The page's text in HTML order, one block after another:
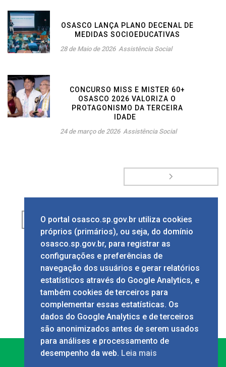
OSASCO LANÇA PLANO DECENAL DE
MEDIDAS SOCIOEDUCATIVAS
28 de Maio de 2026 Assistência Social
CONCURSO MISS E MISTER 60+
OSASCO 2026 VALORIZA O
PROTAGONISMO DA TERCEIRA
IDADE
24 de março de 2026 Assistência Social
2 3 4 5 6
8 9 ...
Página 1de14
O portal osasco.sp.gov.br utiliza cookies
próprios (primários), ou seja, do domínio
osasco.sp.gov.br, para registrar as
configurações e preferências de
navegação dos usuários e gerar relatórios
estatísticos através do Google Analytics, e
também cookies de terceiros para
complementar essas estatísticas. Os
dados do Google Analytics e de terceiros
são anonimizados antes de serem usados
para análises e processamento de
desempenho da web. Leia mais